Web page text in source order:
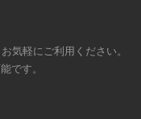
気軽にご利用ください。
です。